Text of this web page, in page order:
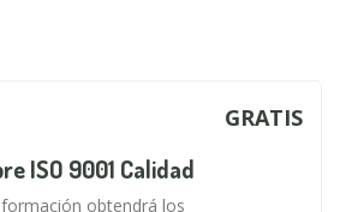
GRATIS
ISO 9001 Calidad
obtendrá los